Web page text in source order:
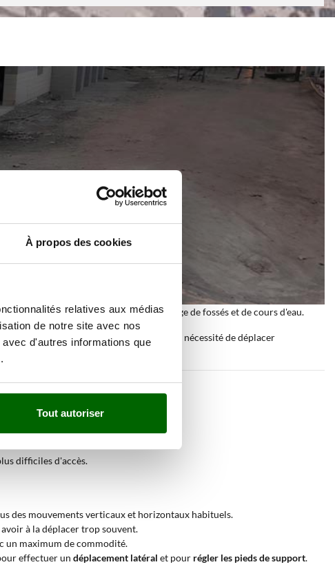
À propos des cookies
relatives aux médias
de notre site avec nos
d'autres informations que
Tout autoriser
de terre ou de pierre, le nettoyage de fossés et de cours d'eau.
sur le châssis, ce qui réduit la nécessité de déplacer
difficiles d'accès.
des mouvements verticaux et horizontaux habituels.
à la déplacer trop souvent.
un maximum de commodité.
effectuer un déplacement latéral et pour régler les pieds de support.